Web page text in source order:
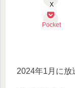
X
Pocket
2024年1月に放